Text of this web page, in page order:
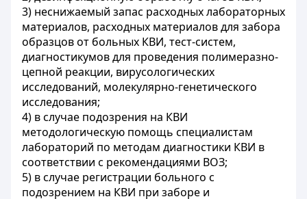
3) неснижаемый запас расходных лабораторных
материалов, расходных материалов для забора
образцов от больных КВИ, тест-систем,
диагностикумов для проведения полимеразно-
цепной реакции, вирусологических
исследований, молекулярно-генетического
исследования;
4) в случае подозрения на КВИ
методологическую помощь специалистам
лабораторий по методам диагностики КВИ в
соответствии с рекомендациями ВОЗ;
5) в случае регистрации больного с
подозрением на КВИ при заборе и